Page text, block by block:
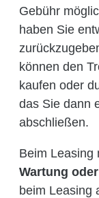
Gebühr
haben Sie
können den
kaufen oder
das Sie dann
abschließen.
Beim Leasing
Wartung
beim Leasing